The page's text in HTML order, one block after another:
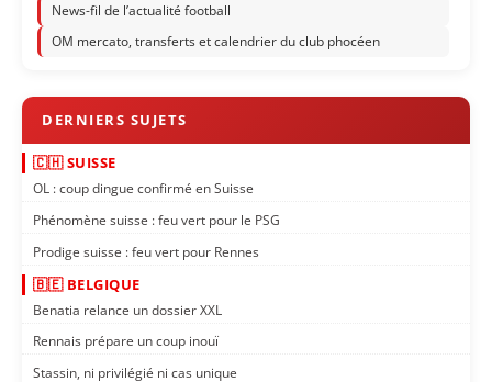
News-fil de l’actualité football
OM mercato, transferts et calendrier du club phocéen
🇨🇭 SUISSE
OL : coup dingue confirmé en Suisse
Phénomène suisse : feu vert pour le PSG
Prodige suisse : feu vert pour Rennes
🇧🇪 BELGIQUE
Benatia relance un dossier XXL
Rennais prépare un coup inouï
Stassin, ni privilégié ni cas unique